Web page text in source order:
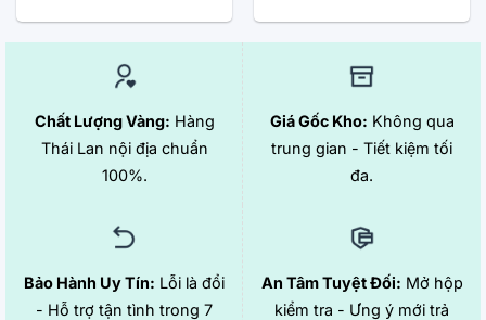
Chất Lượng Vàng: Hàng
Thái Lan nội địa chuẩn
100%.
Giá Gốc Kho: Không qua
trung gian - Tiết kiệm tối
đa.
Bảo Hành Uy Tín: Lỗi là đổi
- Hỗ trợ tận tình trong 7
An Tâm Tuyệt Đối: Mở hộp
kiểm tra - Ưng ý mới trả